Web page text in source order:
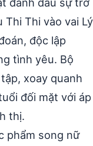
đánh dấu sự trở
Thi Thi vào vai Lý
độc lập
tình yêu. Bộ
xoay quanh
đối mặt với áp
thị.
phẩm song nữ